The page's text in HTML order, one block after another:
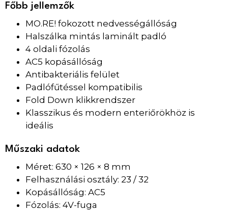
Főbb jellemzők
MO.RE! fokozott nedvességállóság
Halszálka mintás laminált padló
4 oldali fózolás
AC5 kopásállóság
Antibakteriális felület
Padlófűtéssel kompatibilis
Fold Down klikkrendszer
Klasszikus és modern enteriőrökhöz is
ideális
Műszaki adatok
Méret: 630 × 126 × 8 mm
Felhasználási osztály: 23 / 32
Kopásállóság: AC5
Fózolás: 4V-fuga